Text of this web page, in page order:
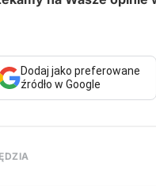
Dodaj jako preferowane
źródło w Google